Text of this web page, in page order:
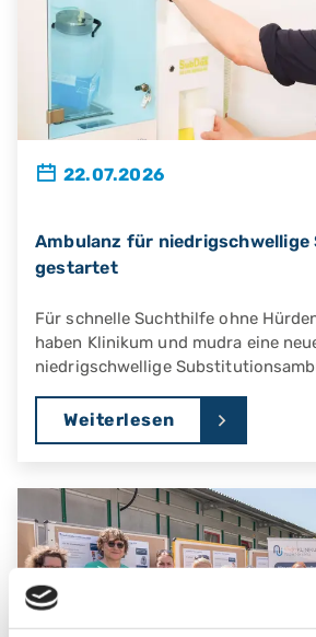
22.07.2026
Ambulanz für
gestartet
Für schnelle Suchthilfe ohne
haben Klinikum und mudra eine
niedrigschwellige
Weiterlesen